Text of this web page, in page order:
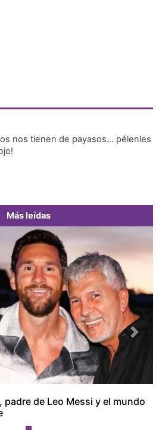
nos tienen de payasos… pélenles
Más leídas
padre de Leo Messi y el mundo
Next